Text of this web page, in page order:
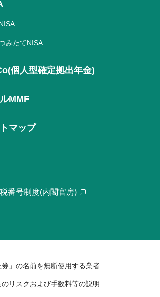
みたてNISA
個人型確定拠出年金)
MMF
マップ
番号制度(内閣官房)
券」の名前を無断使用する業者
リスクおよび手数料等の説明